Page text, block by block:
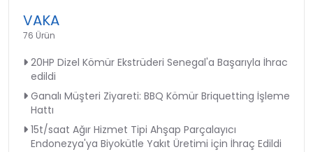
VAKA
76 Ürün
20HP Dizel Kömür Ekstrüderi Senegal'a Başarıyla İhrac
edildi
Ganalı Müşteri Ziyareti: BBQ Kömür Briquetting İşleme
Hattı
15t/saat Ağır Hizmet Tipi Ahşap Parçalayıcı
Endonezya'ya Biyokütle Yakıt Üretimi için İhraç Edildi